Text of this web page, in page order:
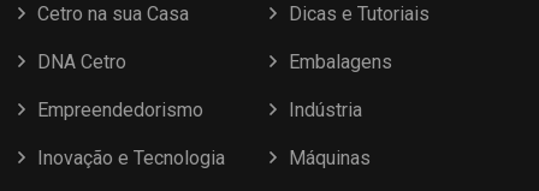
Cetro na sua Casa Dicas e Tutoriais
DNA Cetro Embalagens
Empreendedorismo Indústria
Inovação e Tecnologia Máquinas